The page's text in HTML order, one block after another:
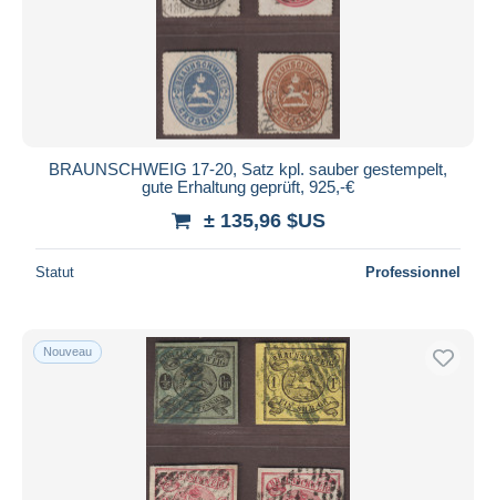
BRAUNSCHWEIG 17-20, Satz kpl. sauber gestempelt,
gute Erhaltung geprüft, 925,-€
± 135,96 $US
Statut Professionnel
Nouveau